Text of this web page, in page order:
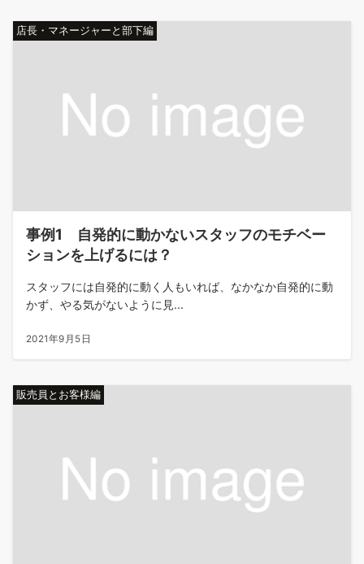
店長・マネージャーと部下編
事例1 自発的に動かないスタッフのモチベー
ションを上げるには？
スタッフには自発的に動く人もいれば、なかなか自発的に動
かず、やる気がないように見...
2021年9月5日
販売員とお客様編